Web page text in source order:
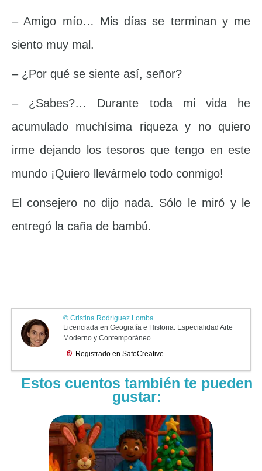
– Amigo mío… Mis días se terminan y me
siento muy mal.
– ¿Por qué se siente así, señor?
– ¿Sabes?… Durante toda mi vida he
acumulado muchísima riqueza y no quiero
irme dejando los tesoros que tengo en este
mundo ¡Quiero llevármelo todo conmigo!
El consejero no dijo nada. Sólo le miró y le
entregó la caña de bambú.
Estos cuentos también te pueden
gustar: